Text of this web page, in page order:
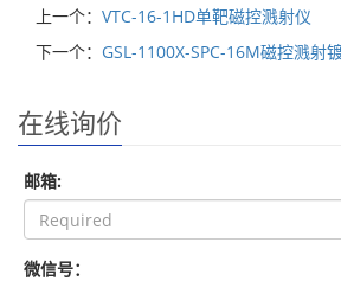
上一个： VTC-16-1HD单靶磁控溅射仪
下一个： GSL-1100X-SPC-16M磁控溅射
在线询价
邮箱:
微信号：